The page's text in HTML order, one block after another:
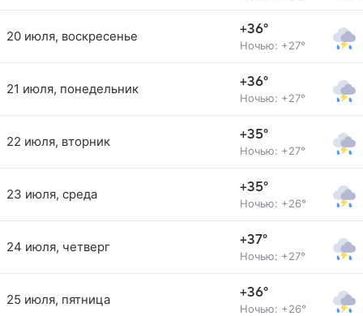
20 июля, воскресенье +36°
Ночью: +27°
21 июля, понедельник +36°
Ночью: +27°
22 июля, вторник +35°
Ночью: +27°
23 июля, среда +35°
Ночью: +26°
24 июля, четверг +37°
Ночью: +27°
25 июля, пятница +36°
Ночью: +26°